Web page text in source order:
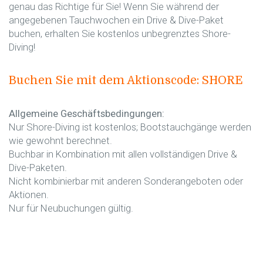
genau das Richtige für Sie! Wenn Sie während der
angegebenen Tauchwochen ein Drive & Dive-Paket
buchen, erhalten Sie kostenlos unbegrenztes Shore-
Diving!
Buchen Sie mit dem Aktionscode: SHORE
Allgemeine Geschäftsbedingungen:
Nur Shore-Diving ist kostenlos; Bootstauchgänge werden
wie gewohnt berechnet.
Buchbar in Kombination mit allen vollständigen Drive &
Dive-Paketen.
Nicht kombinierbar mit anderen Sonderangeboten oder
Aktionen.
Nur für Neubuchungen gültig.